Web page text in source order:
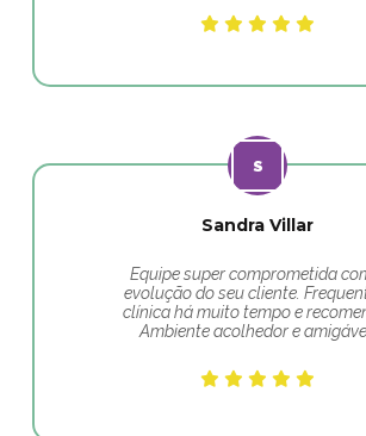
Sandra Villar
Equipe super comprometida
evolução do seu cliente.
clínica há muito tempo e
Ambiente acolhedor e